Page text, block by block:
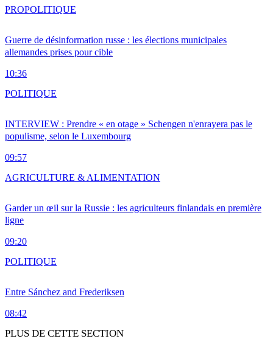
Guerre de désinformation russe : les élections municipales
allemandes prises pour cible
10:36
PROPOLITIQUE
INTERVIEW : Prendre « en otage » Schengen n'enrayera pas le
populisme, selon le Luxembourg
09:57
POLITIQUE
Garder un œil sur la Russie : les agriculteurs finlandais en première
ligne
09:20
AGRICULTURE & ALIMENTATION
Entre Sánchez and Frederiksen
08:42
POLITIQUE
PLUS DE CETTE SECTION